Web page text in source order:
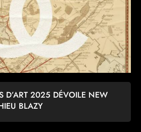
D’ART 2025 DÉVOILE NEW
BLAZY